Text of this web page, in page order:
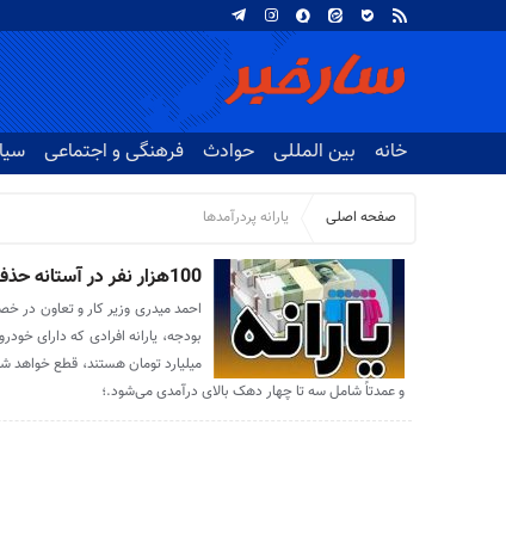
خانه بین المللی حوادث فرهنگی و اجتماعی
صفحه اصلی یارانه پردرآمدها
100هزار نفر در آستانه حذف یارانه قرار دارند
احمد میدری وزیر کار و تعاون در
میلیارد تومان هستند، قطع خواهد
و عمدتاً شامل سه تا چهار دهک بالای درآمدی می‌شود.؛